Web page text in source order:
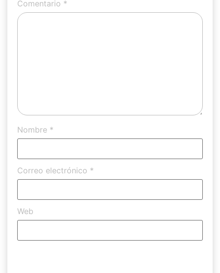
Comentario *
Nombre *
Correo electrónico *
Web